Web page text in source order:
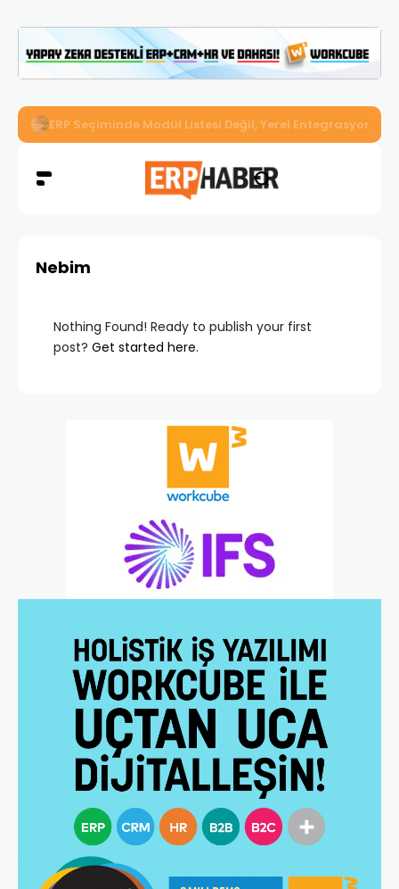
İkizler Aydınlatma, Workcube ERP ile Üretim, Satış ve
Nebim
Nothing Found! Ready to publish your first
post? Get started here.